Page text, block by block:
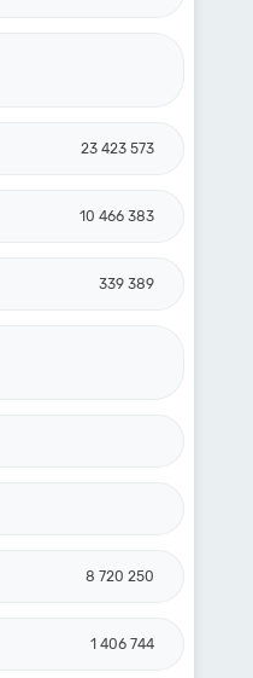
23 423 573
10 466 383
339 389
8 720 250
1 406 744